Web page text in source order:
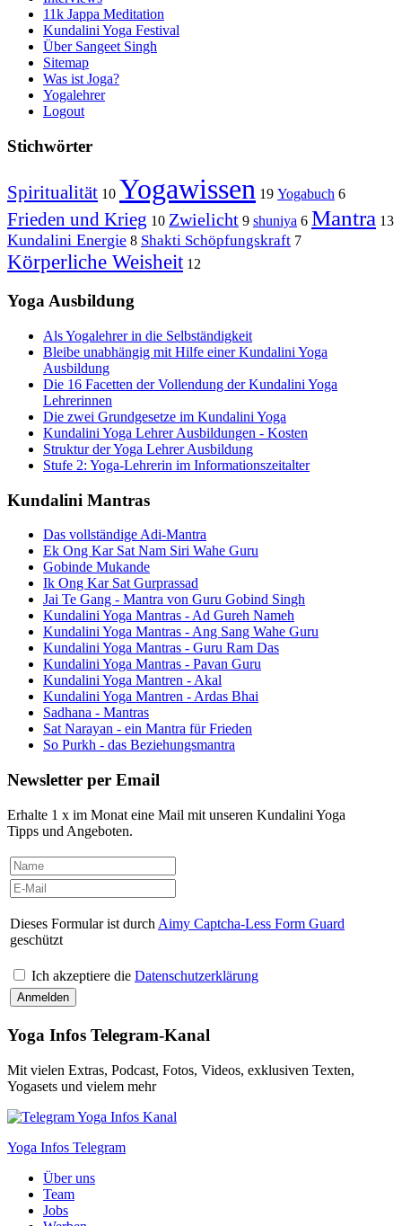
11k Jappa Meditation
Kundalini Yoga Festival
Über Sangeet Singh
Sitemap
Was ist Joga?
Yogalehrer
Logout
Stichwörter
Spiritualität 10 Yogawissen 19 Yogabuch 6
Frieden und Krieg 10 Zwielicht 9 shuniya 6 Mantra 13
Kundalini Energie 8 Shakti Schöpfungskraft 7
Körperliche Weisheit 12
Yoga Ausbildung
Als Yogalehrer in die Selbständigkeit
Bleibe unabhängig mit Hilfe einer Kundalini Yoga
Ausbildung
Die 16 Facetten der Vollendung der Kundalini Yoga
Lehrerinnen
Die zwei Grundgesetze im Kundalini Yoga
Kundalini Yoga Lehrer Ausbildungen - Kosten
Struktur der Yoga Lehrer Ausbildung
Stufe 2: Yoga-Lehrerin im Informationszeitalter
Kundalini Mantras
Das vollständige Adi-Mantra
Ek Ong Kar Sat Nam Siri Wahe Guru
Gobinde Mukande
Ik Ong Kar Sat Gurprassad
Jai Te Gang - Mantra von Guru Gobind Singh
Kundalini Yoga Mantras - Ad Gureh Nameh
Kundalini Yoga Mantras - Ang Sang Wahe Guru
Kundalini Yoga Mantras - Guru Ram Das
Kundalini Yoga Mantras - Pavan Guru
Kundalini Yoga Mantren - Akal
Kundalini Yoga Mantren - Ardas Bhai
Sadhana - Mantras
Sat Narayan - ein Mantra für Frieden
So Purkh - das Beziehungsmantra
Newsletter per Email
Erhalte 1 x im Monat eine Mail mit unseren Kundalini Yoga
Tipps und Angeboten.
Dieses Formular ist durch Aimy Captcha-Less Form Guard
geschützt
Ich akzeptiere die Datenschutzerklärung
Yoga Infos Telegram-Kanal
Mit vielen Extras, Podcast, Fotos, Videos, exklusiven Texten,
Yogasets und vielem mehr
Yoga Infos Telegram
Über uns
Team
Jobs